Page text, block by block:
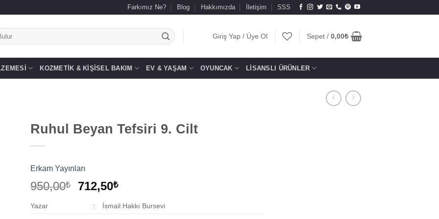
Farkımız Ne? Blog Hakkımızda İletişim SSS
Giriş Yap / Üye Ol Sepet / 0,00₺
KOZMETIK & KIŞISEL BAKIM EV & YAŞAM OYUNCAK LISANSLI ÜRÜNLER
Ruhul Beyan Tefsiri 9. Cilt
Erkam Yayınları
950,00₺
Orijinal
950,00₺.
712,50₺Şu
fiyat:
Yazar : İsmail Hakkı Bursevi